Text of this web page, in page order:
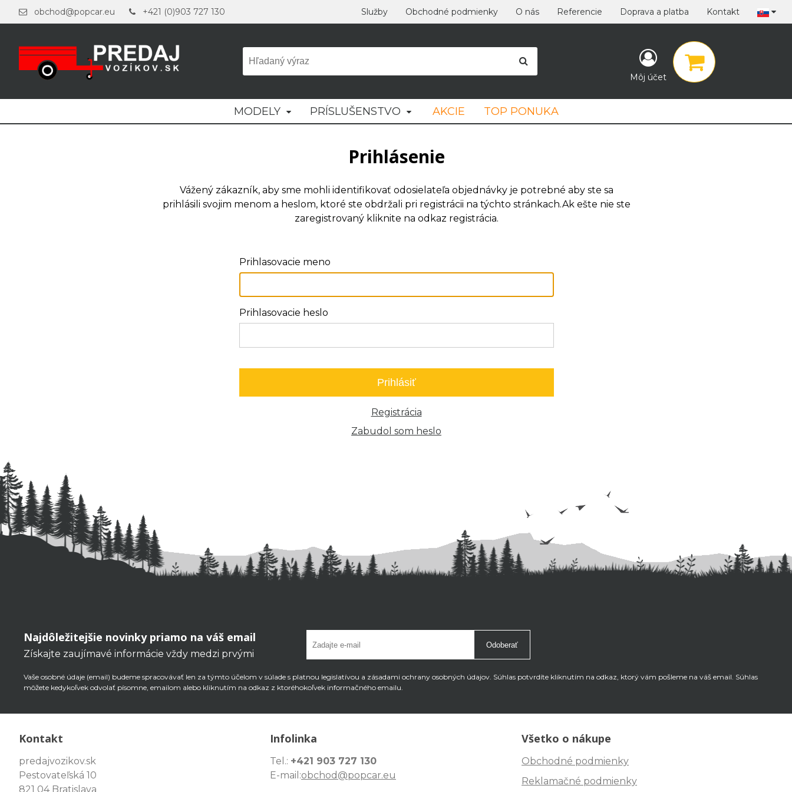
obchod@popcar.eu +421 (0)903 727 130 Služby Obchodné podmienky O nás Referencie Doprava a platba Kontakt
Môj účet
MODELY PRÍSLUŠENSTVO AKCIE TOP PONUKA
Prihlásenie
Vážený zákazník, aby sme mohli identifikovať odosielateľa objednávky je potrebné aby ste sa
prihlásili svojim menom a heslom, ktoré ste obdržali pri registrácii na týchto stránkach.Ak ešte nie ste
zaregistrovaný kliknite na odkaz registrácia.
Prihlasovacie meno
Prihlasovacie heslo
Prihlásiť
Registrácia
Zabudol som heslo
Najdôležitejšie novinky priamo na váš email
Získajte zaujímavé informácie vždy medzi prvými
Odoberať
Vaše osobné údaje (email) budeme spracovávať len za týmto účelom v súlade s platnou legislatívou a zásadami ochrany osobných údajov. Súhlas potvrdíte kliknutím na odkaz, ktorý vám pošleme na váš email. Súhlas
môžete kedykoľvek odvolať písomne, emailom alebo kliknutím na odkaz z ktoréhokoľvek informačného emailu.
Kontakt
predajvozikov.sk
Pestovateľská 10
821 04 Bratislava
Infolinka
Tel.: +421 903 727 130
E-mail:obchod@popcar.eu
Všetko o nákupe
Obchodné podmienky
Reklamačné podmienky